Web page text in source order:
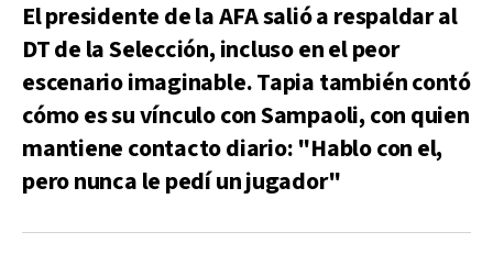
El presidente de la AFA salió a respaldar al
DT de la Selección, incluso en el peor
escenario imaginable. Tapia también contó
cómo es su vínculo con Sampaoli, con quien
mantiene contacto diario: "Hablo con el,
pero nunca le pedí un jugador"